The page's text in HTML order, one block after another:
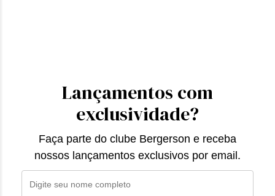
Lançamentos com
exclusividade?
Faça parte do clube Bergerson e receba
nossos lançamentos exclusivos por email.